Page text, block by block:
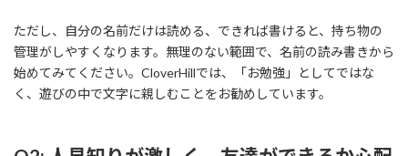
ただし、自分の名前だけは読める、できれば書けると、持ち物の
管理がしやすくなります。無理のない範囲で、名前の読み書きから
始めてみてください。CloverHillでは、「お勉強」としてではな
く、遊びの中で文字に親しむことをお勧めしています。